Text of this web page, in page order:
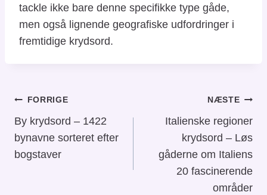
tackle ikke bare denne specifikke type gåde,
men også lignende geografiske udfordringer i
fremtidige krydsord.
Indlægsnavigation
FORRIGE
By krydsord – 1422
bynavne sorteret efter
bogstaver
NÆSTE
Italienske regioner
krydsord – Løs
gåderne om Italiens
20 fascinerende
områder